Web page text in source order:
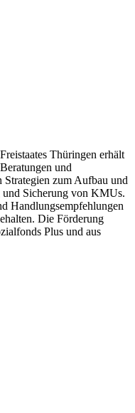
Thüringen erhält
und
Strategien zum Aufbau und
Sicherung von KMUs.
Handlungsempfehlungen
Die Förderung
Plus und aus